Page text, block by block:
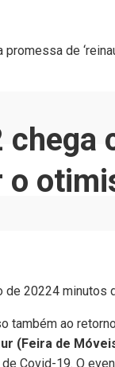
promessa de
chega
o
de 20224 minutos
também ao
(Feira de
Covid-19. O